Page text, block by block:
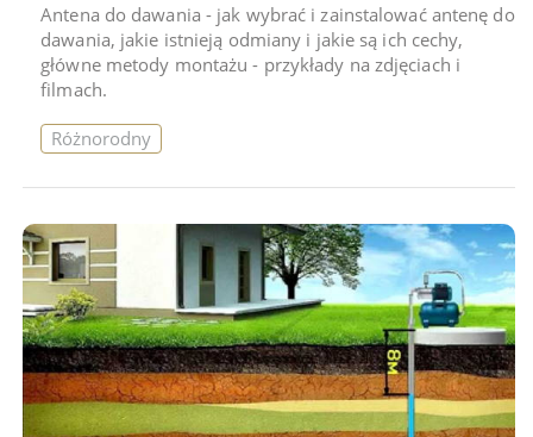
Antena do dawania - jak wybrać i zainstalować antenę do
dawania, jakie istnieją odmiany i jakie są ich cechy,
główne metody montażu - przykłady na zdjęciach i
filmach.
Różnorodny